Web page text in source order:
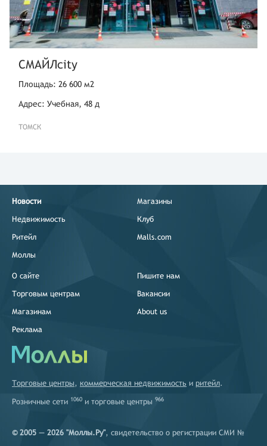
СМАЙЛcity
Площадь: 26 600 м2
Адрес: Учебная, 48 д
ТОМСК
Новости
Недвижимость
Ритейл
Моллы
Магазины
Клуб
Malls.com
О сайте
Торговым центрам
Магазинам
Реклама
Пишите нам
Вакансии
About us
Торговые центры, коммерческая недвижимость и ритейл.
Розничные сети 1060 и торговые центры 966
© 2005 — 2026 "Моллы.Ру", свидетельство о регистрации СМИ №